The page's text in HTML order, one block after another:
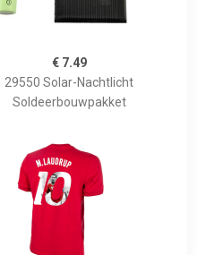
€ 7.49
29550 Solar-Nachtlicht
Soldeerbouwpakket